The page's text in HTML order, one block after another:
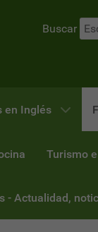
Buscar
en Inglés
Turismo
- Actualidad,